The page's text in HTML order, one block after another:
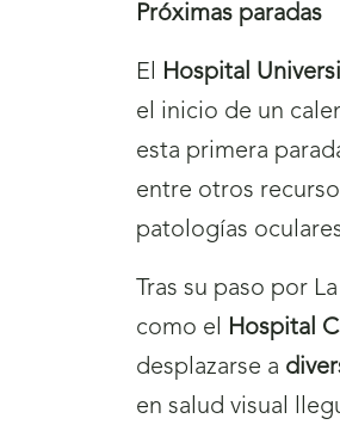
Próximas paradas
El Hospital
el inicio de un
esta primera
entre otros
patologías
Tras su paso por
como el Hospital
desplazarse a
en salud visual